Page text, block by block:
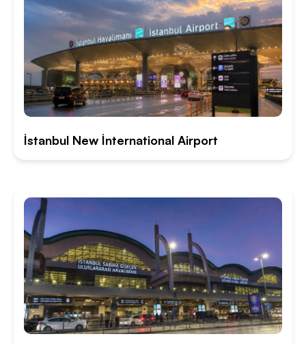
İstanbul New İnternational Airport